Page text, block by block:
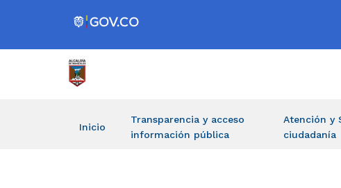
Inicio
Transparencia y acceso
información pública
Atención y
ciudadanía